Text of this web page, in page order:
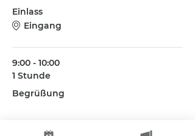
Einlass
Eingang
9:00 - 10:00
1 Stunde
Begrüßung